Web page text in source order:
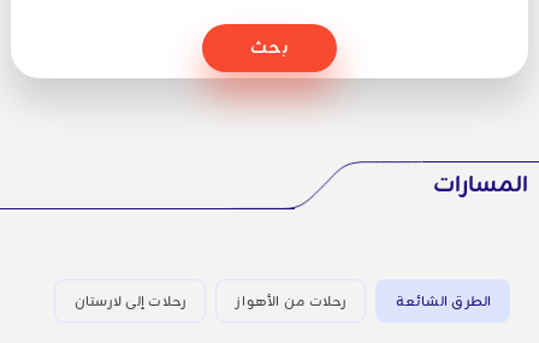
بحث
المسارات
الطرق الشائعة رحلات من الأهواز رحلات إلى لارستان